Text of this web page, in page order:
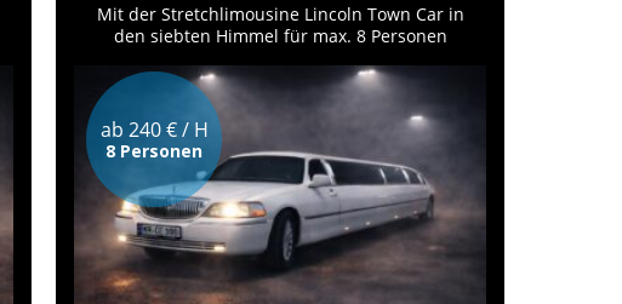
Mit der Stretchlimousine Lincoln Town Car in
den siebten Himmel für max. 8 Personen
ab 240 € / H
8 Personen